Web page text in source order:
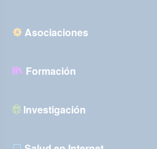
Asociaciones
Formación
Investigación